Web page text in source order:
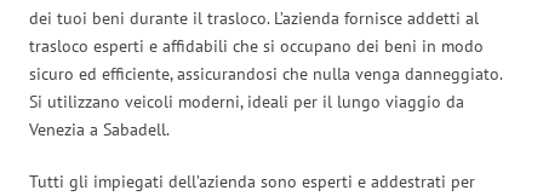
dei tuoi beni durante il trasloco. L’azienda fornisce addetti al
trasloco esperti e affidabili che si occupano dei beni in modo
sicuro ed efficiente, assicurandosi che nulla venga danneggiato.
Si utilizzano veicoli moderni, ideali per il lungo viaggio da
Venezia a Sabadell.
Tutti gli impiegati dell’azienda sono esperti e addestrati per